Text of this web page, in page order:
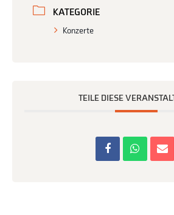
KATEGORIE
Konzerte
TEILE DIESE